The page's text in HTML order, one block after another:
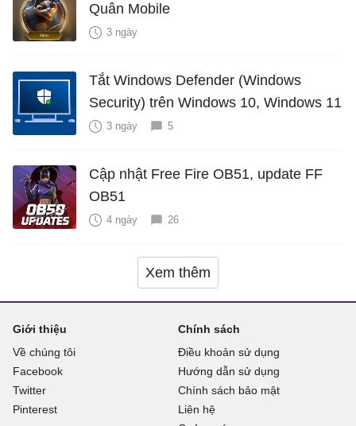
Quân Mobile
3 ngày
Tắt Windows Defender (Windows
Security) trên Windows 10, Windows 11
3 ngày 5
Cập nhật Free Fire OB51, update FF
OB51
4 ngày 26
Xem thêm
Giới thiệu
Về chúng tôi
Facebook
Twitter
Pinterest
Chính sách
Điều khoản sử dụng
Hướng dẫn sử dụng
Chính sách bảo mật
Liên hệ